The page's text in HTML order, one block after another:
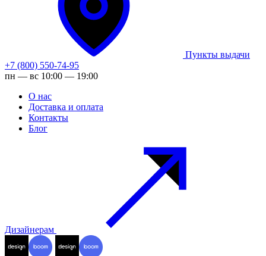
Пункты выдачи
+7 (800) 550-74-95
пн — вс 10:00 — 19:00
О нас
Доставка и оплата
Контакты
Блог
Дизайнерам